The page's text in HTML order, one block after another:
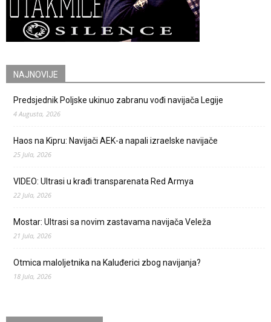
NAJNOVIJE
Predsjednik Poljske ukinuo zabranu vođi navijača Legije
4 Augusta, 2026
Haos na Kipru: Navijači AEK-a napali izraelske navijače
25 Jula, 2026
VIDEO: Ultrasi u krađi transparenata Red Armya
22 Jula, 2026
Mostar: Ultrasi sa novim zastavama navijača Veleža
21 Jula, 2026
Otmica maloljetnika na Kaluđerici zbog navijanja?
18 Jula, 2026